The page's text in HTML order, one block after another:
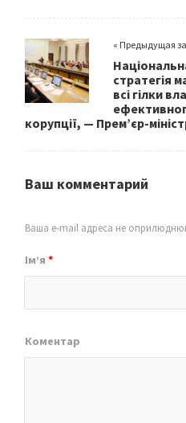
o
o
k
er
l
« Предыдущая
стратегія
всі гілки
корупції, — Прем’єр-
Ваш комментарий
Ваша e-mail адреса не
Ім’я*
Коментар